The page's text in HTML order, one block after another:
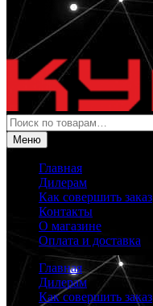
Искать:
Меню
Главная
Дилерам
Как совершить заказ
Контакты
О магазине
Оплата и доставка
Главная
Дилерам
Как совершить заказ